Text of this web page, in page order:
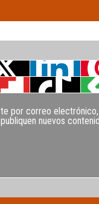
por correo
nuevos